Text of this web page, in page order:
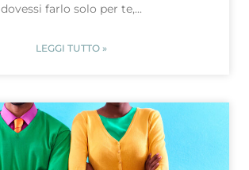
dovessi farlo solo per te,
LEGGI TUTTO »